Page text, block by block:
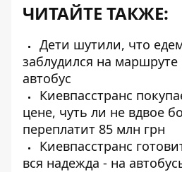
ЧИТАЙТЕ ТАКЖЕ:
Дети шутили, что
заблудился на маршруте
автобус
Киевпасстранс
цене, чуть ли не вдвое
переплатит 85 млн грн
Киевпасстранс
вся надежда - на